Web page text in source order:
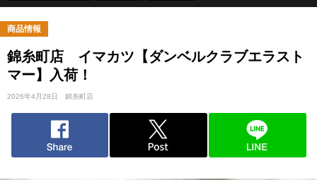
商品情報
錦糸町店 イマカツ【ダンベルクラブエラスト
マー】入荷！
2026年4月28日 錦糸町店